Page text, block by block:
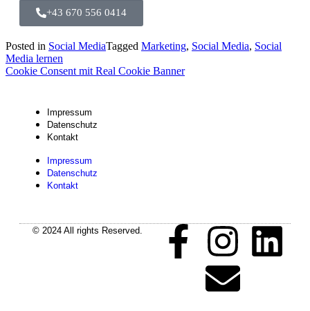
+43 670 556 0414
Posted in Social MediaTagged Marketing, Social Media, Social
Media lernen
Cookie Consent mit Real Cookie Banner
Impressum
Datenschutz
Kontakt
Impressum
Datenschutz
Kontakt
© 2024 All rights Reserved.